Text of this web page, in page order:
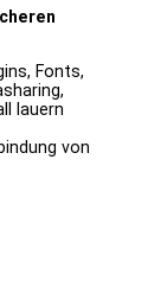
Fonts,
lauern
von